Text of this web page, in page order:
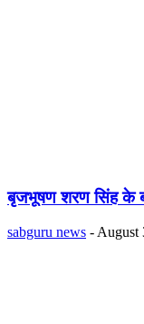
बृजभूषण शरण सिंह के
sabguru news - August